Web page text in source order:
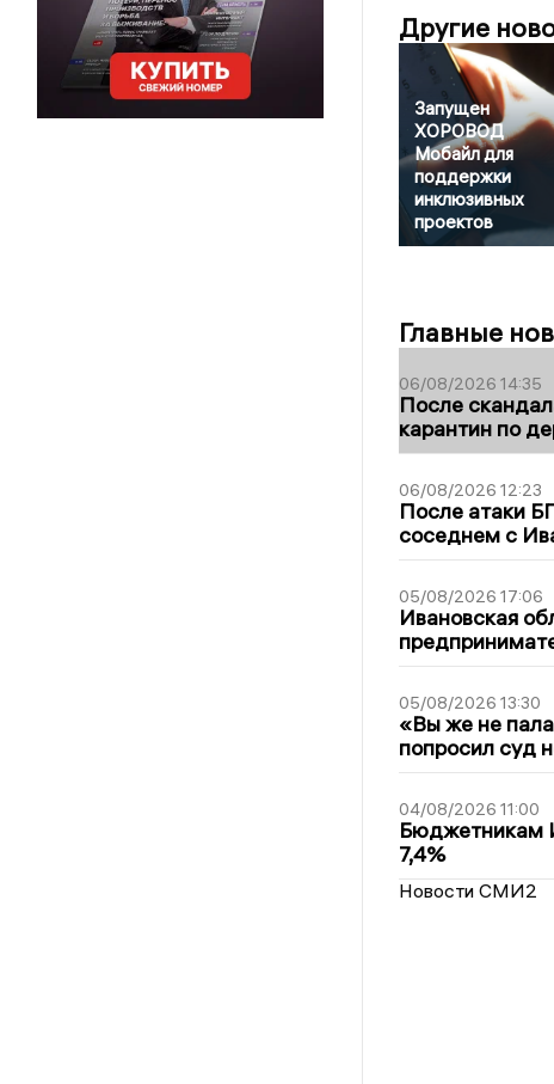
Другие
Запущен
ХОРОВОД
Мобайл для
поддержки
инклюзивных
проектов
Главные
06/08/2026 14:35
После
карантин по
06/08/2026 12:23
После атаки
соседнем с
05/08/2026 17:06
Ивановская
05/08/2026 13:30
«Вы же не
попросил суд
04/08/2026 11:00
Бюджетникам
7,4%
Новости СМИ2